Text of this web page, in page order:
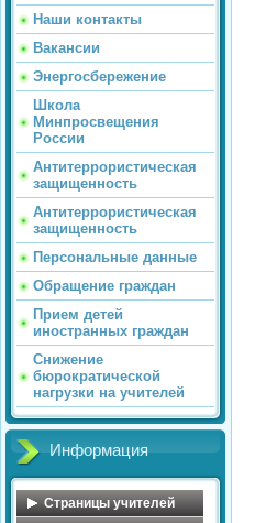
Наши контакты
Вакансии
Энергосбережение
Школа
Минпросвещения
России
Антитеррористическая
защищенность
Антитеррористическая
защищенность
Персональные данные
Обращение граждан
Прием детей
иностранных граждан
Снижение
бюрократической
нагрузки на учителей
Информация
Страницы учителей